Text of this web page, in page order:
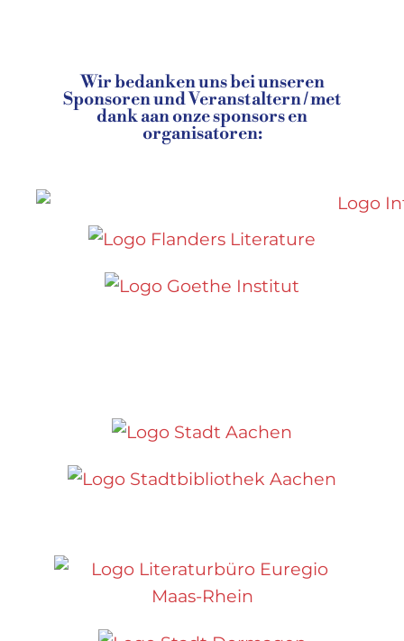
Wir bedanken uns bei unseren
Sponsoren und Veranstaltern / met
dank aan onze sponsors en
organisatoren: